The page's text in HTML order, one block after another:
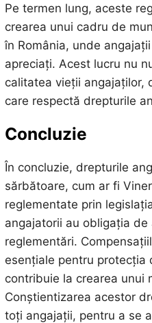
Pe termen lung, aceste
crearea unui cadru de
în România, unde
apreciați. Acest lucru nu
calitatea vieții angajaților,
care respectă drepturile
Concluzie
În concluzie, drepturile
sărbătoare, cum ar fi
reglementate prin
angajatorii au obligația
reglementări.
esențiale pentru protecția
contribuie la crearea unui
Conștientizarea acestor
toți angajații, pentru a se